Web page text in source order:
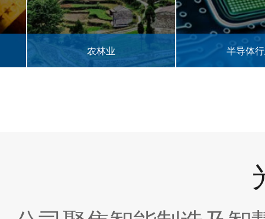
农林业 半导体行业